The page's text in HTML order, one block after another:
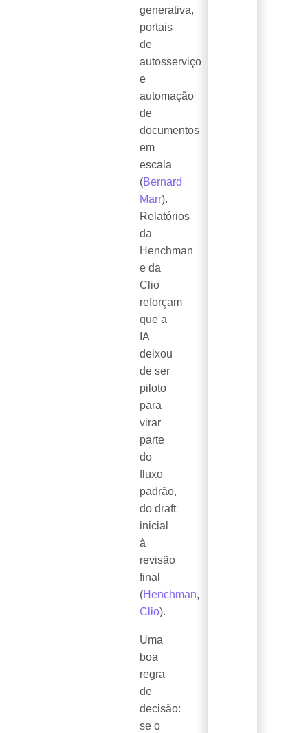
generativa,
portais
de
autosserviço
e
automação
de
documentos
em
escala
(Bernard
Marr).
Relatórios
da
Henchman
e da
Clio
reforçam
que a
IA
deixou
de ser
piloto
para
virar
parte
do
fluxo
padrão,
do draft
inicial
à
revisão
final
(Henchman,
Clio).
Uma
boa
regra
de
decisão:
se o